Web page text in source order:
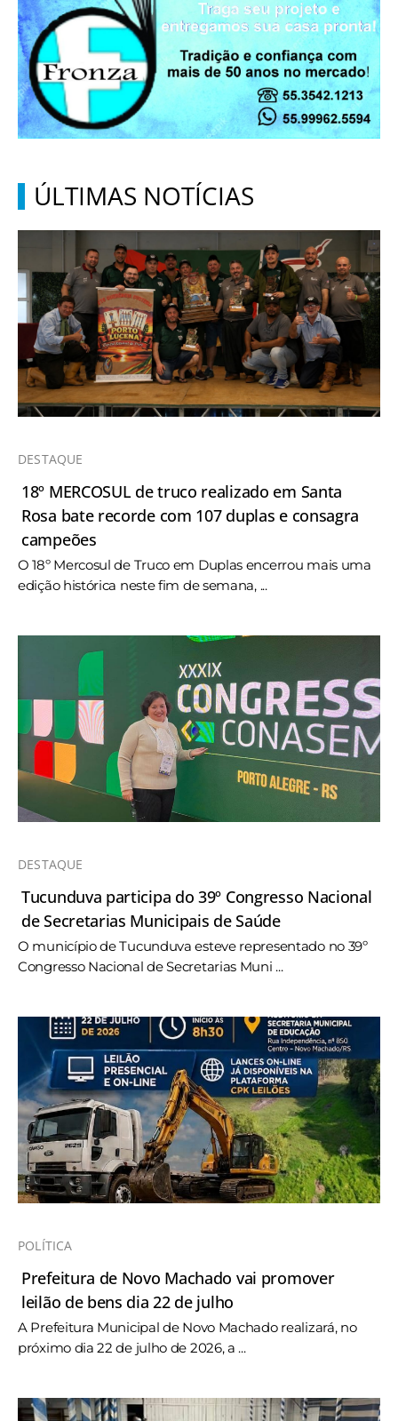
ÚLTIMAS NOTÍCIAS
DESTAQUE
18º MERCOSUL de truco realizado em Santa
Rosa bate recorde com 107 duplas e consagra
campeões
O 18º Mercosul de Truco em Duplas encerrou mais uma
edição histórica neste fim de semana, ...
DESTAQUE
Tucunduva participa do 39º Congresso Nacional
de Secretarias Municipais de Saúde
O município de Tucunduva esteve representado no 39º
Congresso Nacional de Secretarias Muni ...
POLÍTICA
Prefeitura de Novo Machado vai promover
leilão de bens dia 22 de julho
A Prefeitura Municipal de Novo Machado realizará, no
próximo dia 22 de julho de 2026, a ...